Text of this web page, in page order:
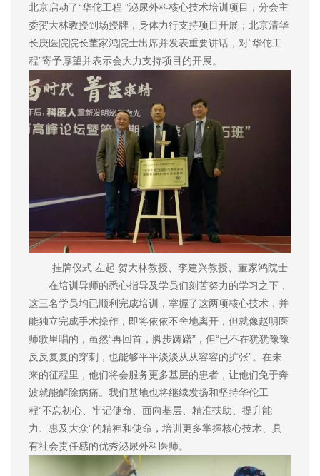
北京启动了“华佗工程 ”泌尿外科核心技术培训项目，分会主
委贺大林教授到场授牌，身体力行支持项目开展；北京清华
长庚医院院长董家鸿院士出席并发表重要讲话，对“华佗工
程”寄予厚望并表示会大力支持项目的开展。
挂牌仪式 左起 贺大林教授、李建兴教授、董家鸿院士
在培训导师的悉心指导及学员们刻苦努力的学习之下，
这三名学员均已顺利完成培训，掌握了这两项核心技术，并
能独立完成手术操作，即将依依不舍地离开，但就像赵明医
师歌里唱的，虽然“再回首，脚步踌躇”，但“已不在犹犹豫豫
反反复复的穿刺，也能够平平淡淡从从容容的扩张”。在未
来的征程里，他们将会服务更多基层的患者，让他们免于奔
波就能解除病痛。我们基地也将继续发扬和坚持华佗工
程“不忘初心、牢记使命、面向基层、精准扶助、提升能
力、惠及大众”的精神和使命，培训更多掌握核心技术、具
有社会责任感的优秀泌尿外科医师。